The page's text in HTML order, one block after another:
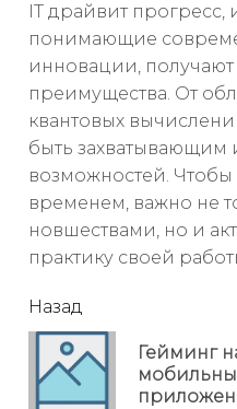
IT драйвит прогресс,
понимающие
инновации,
преимущества. От
квантовых
быть захватывающим
возможностей. Чтобы
временем, важно не
новшествами, но и
практику своей
читать
еще
Назад
Гейминг